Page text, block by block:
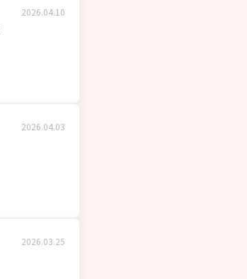
2026.04.10
2026.04.03
2026.03.25